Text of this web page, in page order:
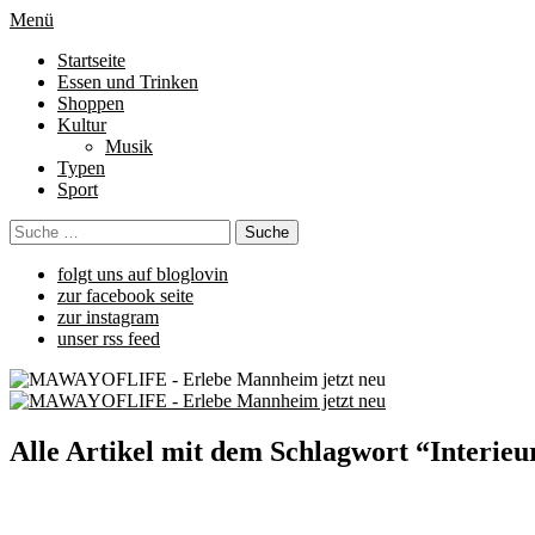
Menü
Startseite
Essen und Trinken
Shoppen
Kultur
Musik
Typen
Sport
folgt uns auf bloglovin
zur facebook seite
zur instagram
unser rss feed
Alle Artikel mit dem Schlagwort “